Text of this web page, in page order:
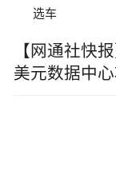
选车
【网通社快
美元数据中